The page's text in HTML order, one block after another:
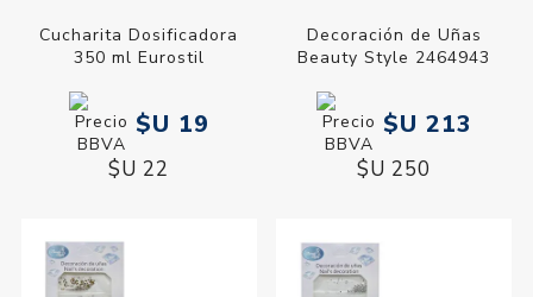
Cucharita Dosificadora
350 ml Eurostil
$U 19
$U 22
Decoración de Uñas
Beauty Style 2464943
$U 213
$U 250